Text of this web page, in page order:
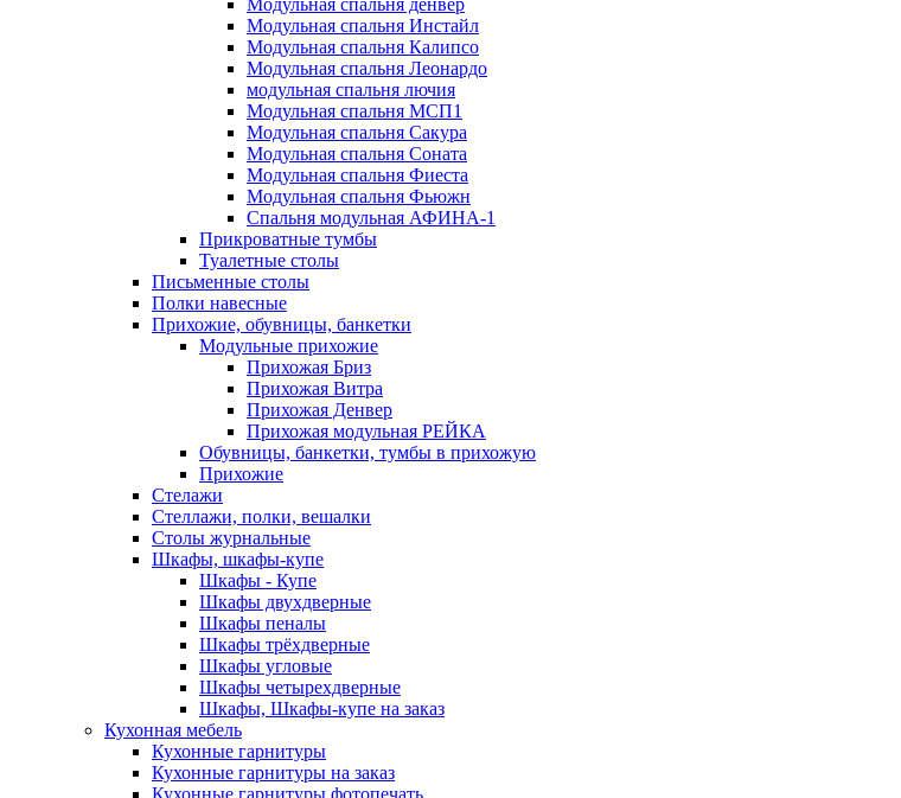
Модульная спальня денвер
Модульная спальня Инстайл
Модульная спальня Калипсо
Модульная спальня Леонардо
модульная спальня лючия
Модульная спальня МСП1
Модульная спальня Сакура
Модульная спальня Соната
Модульная спальня Фиеста
Модульная спальня Фьюжн
Спальня модульная АФИНА-1
Прикроватные тумбы
Туалетные столы
Письменные столы
Полки навесные
Прихожие, обувницы, банкетки
Модульные прихожие
Прихожая Бриз
Прихожая Витра
Прихожая Денвер
Прихожая модульная РЕЙКА
Обувницы, банкетки, тумбы в прихожую
Прихожие
Стелажи
Стеллажи, полки, вешалки
Столы журнальные
Шкафы, шкафы-купе
Шкафы - Купе
Шкафы двухдверные
Шкафы пеналы
Шкафы трёхдверные
Шкафы угловые
Шкафы четырехдверные
Шкафы, Шкафы-купе на заказ
Кухонная мебель
Кухонные гарнитуры
Кухонные гарнитуры на заказ